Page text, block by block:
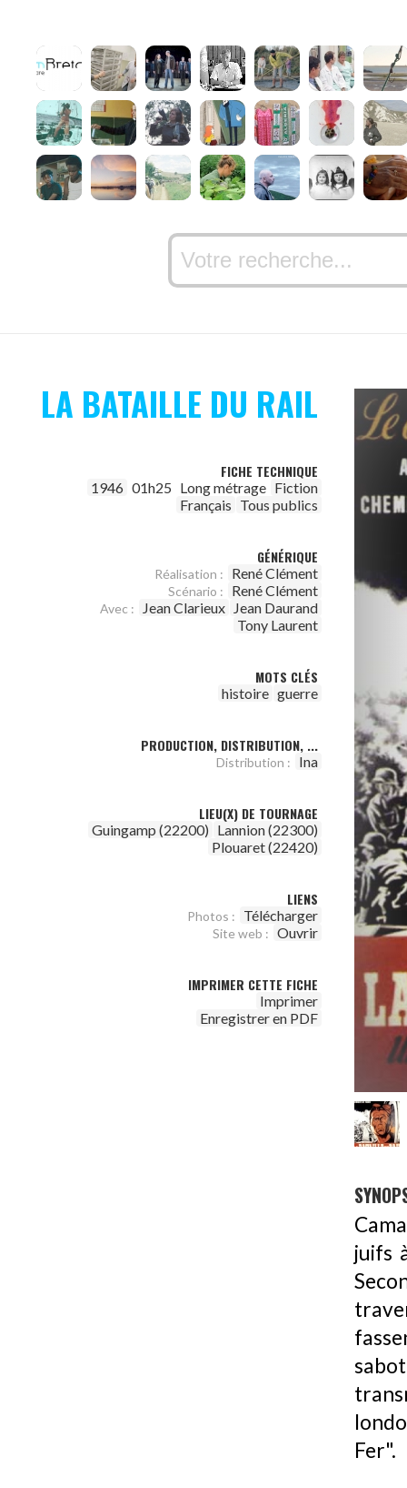
LA BATAILLE DU RAIL
FICHE TECHNIQUE
1946 01h25 Long métrage Fiction
Français Tous publics
GÉNÉRIQUE
Réalisation : René Clément
Scénario : René Clément
Avec : Jean Clarieux Jean Daurand
Tony Laurent
MOTS CLÉS
histoire guerre
PRODUCTION, DISTRIBUTION, ...
Distribution : Ina
LIEU(X) DE TOURNAGE
Guingamp (22200) Lannion (22300)
Plouaret (22420)
LIENS
Photos : Télécharger
Site web : Ouvrir
IMPRIMER CETTE FICHE
Imprimer
Enregistrer en PDF
juifs
Fer".